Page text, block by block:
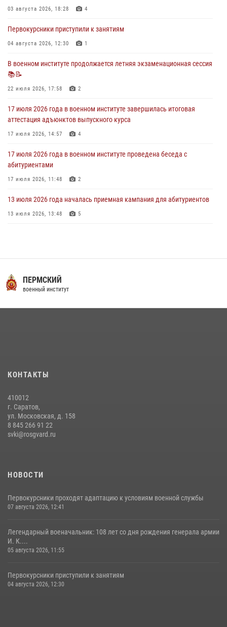
В военном институте оглашены итоги абитуриентских сборов 2026
приведения военнослужащих к Военной присяге
03 августа 2026, 18:28 4
Первокурсники приступили к занятиям
04 августа 2026, 12:30 1
В военном институте продолжается летняя экзаменационная сессия
📚📝
22 июля 2026, 17:58 2
17 июля 2026 года в военном институте завершилась итоговая
аттестация адъюнктов выпускного курса
17 июля 2026, 14:57 4
17 июля 2026 года в военном институте проведена беседа с
абитуриентами
17 июля 2026, 11:48 2
13 июля 2026 года началась приемная кампания для абитуриентов
13 июля 2026, 13:48 5
29 июля 2026, 06:45 2
16 июля 2026 года между военным институтом и ООО «ЭЛРЕМ»
заключено соглашение о научно-техническом сотрудничестве
31 июля 2026, 12:08
ПЕРМСКИЙ
военный институт
КОНТАКТЫ
410012
г. Саратов,
ул. Московская, д. 158
8 845 266 91 22
svki@rosgvard.ru
НОВОСТИ
Первокурсники проходят адаптацию к условиям военной службы
07 августа 2026, 12:41
Легендарный военачальник: 108 лет со дня рождения генерала армии
И. К....
05 августа 2026, 11:55
Первокурсники приступили к занятиям
04 августа 2026, 12:30